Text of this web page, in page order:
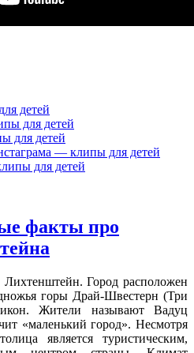
детей
для детей
для детей
— клипы для детей
для детей
факты про
Город расположен
горы Драй-Швестерн (Три
Жители называют Вадуц
«маленький город». Несмотря
является туристическим,